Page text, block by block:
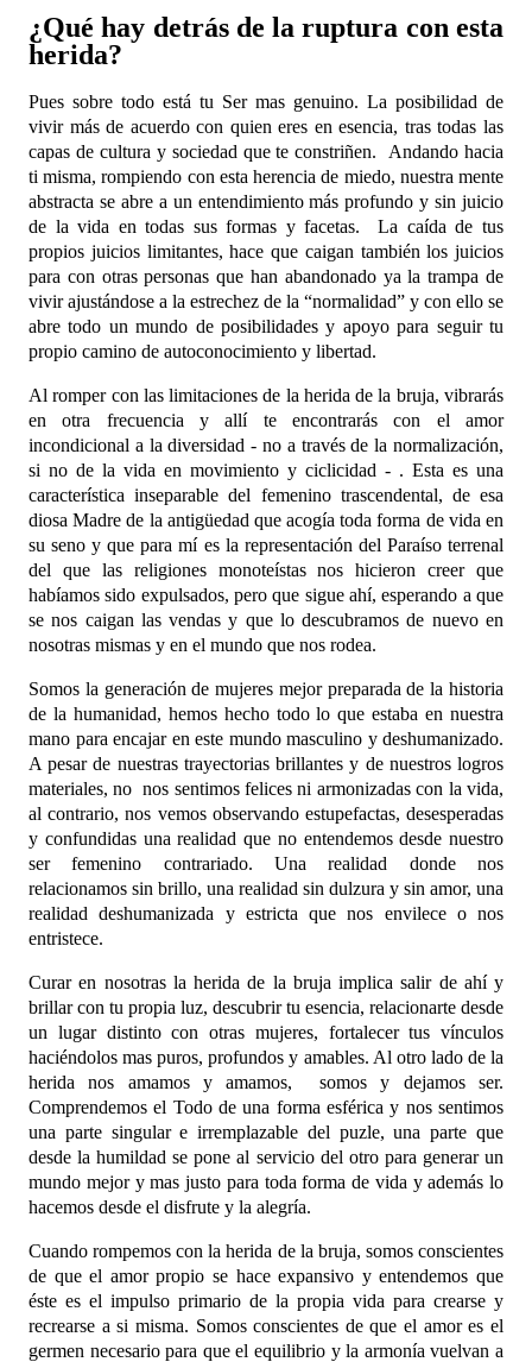
¿Qué hay detrás de la ruptura con esta
herida?
Pues sobre todo está tu Ser mas genuino. La posibilidad de
vivir más de acuerdo con quien eres en esencia, tras todas las
capas de cultura y sociedad que te constriñen. Andando hacia
ti misma, rompiendo con esta herencia de miedo, nuestra mente
abstracta se abre a un entendimiento más profundo y sin juicio
de la vida en todas sus formas y facetas. La caída de tus
propios juicios limitantes, hace que caigan también los juicios
para con otras personas que han abandonado ya la trampa de
vivir ajustándose a la estrechez de la “normalidad” y con ello se
abre todo un mundo de posibilidades y apoyo para seguir tu
propio camino de autoconocimiento y libertad.
Al romper con las limitaciones de la herida de la bruja, vibrarás
en otra frecuencia y allí te encontrarás con el amor
incondicional a la diversidad - no a través de la normalización,
si no de la vida en movimiento y ciclicidad - . Esta es una
característica inseparable del femenino trascendental, de esa
diosa Madre de la antigüedad que acogía toda forma de vida en
su seno y que para mí es la representación del Paraíso terrenal
del que las religiones monoteístas nos hicieron creer que
habíamos sido expulsados, pero que sigue ahí, esperando a que
se nos caigan las vendas y que lo descubramos de nuevo en
nosotras mismas y en el mundo que nos rodea.
Somos la generación de mujeres mejor preparada de la historia
de la humanidad, hemos hecho todo lo que estaba en nuestra
mano para encajar en este mundo masculino y deshumanizado.
A pesar de nuestras trayectorias brillantes y de nuestros logros
materiales, no nos sentimos felices ni armonizadas con la vida,
al contrario, nos vemos observando estupefactas, desesperadas
y confundidas una realidad que no entendemos desde nuestro
ser femenino contrariado. Una realidad donde nos
relacionamos sin brillo, una realidad sin dulzura y sin amor, una
realidad deshumanizada y estricta que nos envilece o nos
entristece.
Curar en nosotras la herida de la bruja implica salir de ahí y
brillar con tu propia luz, descubrir tu esencia, relacionarte desde
un lugar distinto con otras mujeres, fortalecer tus vínculos
haciéndolos mas puros, profundos y amables. Al otro lado de la
herida nos amamos y amamos, somos y dejamos ser.
Comprendemos el Todo de una forma esférica y nos sentimos
una parte singular e irremplazable del puzle, una parte que
desde la humildad se pone al servicio del otro para generar un
mundo mejor y mas justo para toda forma de vida y además lo
hacemos desde el disfrute y la alegría.
Cuando rompemos con la herida de la bruja, somos conscientes
de que el amor propio se hace expansivo y entendemos que
éste es el impulso primario de la propia vida para crearse y
recrearse a si misma. Somos conscientes de que el amor es el
germen necesario para que el equilibrio y la armonía vuelvan a